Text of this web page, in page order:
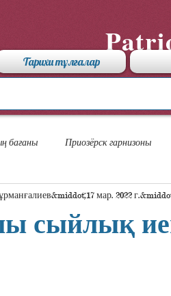
Тарихи тұлғалар
бағаны Приозёрск гарнизоны
лицейі
сыйлық
17 мар. 2022 г.